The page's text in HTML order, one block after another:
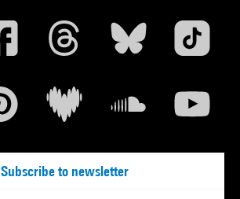
Subscribe to newsletter